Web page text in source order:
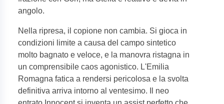
angolo.
Nella ripresa, il copione non cambia. Si gioca in
condizioni limite a causa del campo sintetico
molto bagnato e veloce, e la manovra ristagna in
un comprensibile caos agonistico. L'Emilia
Romagna fatica a rendersi pericolosa e la svolta
definitiva arriva intorno al ventesimo. Il neo